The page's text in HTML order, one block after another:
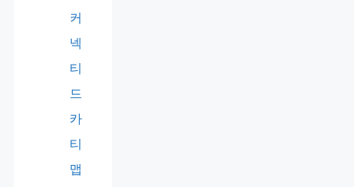
커
넥
티
드
카
티
맵